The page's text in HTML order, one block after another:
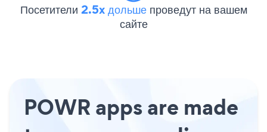
Посетители 2.5x дольше проведут на вашем
сайте
POWR apps are made